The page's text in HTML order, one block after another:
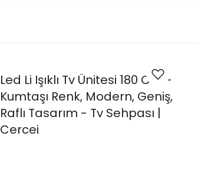
Led Li Işıklı Tv Ünitesi 180 Cm -
Kumtaşı Renk, Modern, Geniş,
Raflı Tasarım - Tv Sehpası |
Cercei